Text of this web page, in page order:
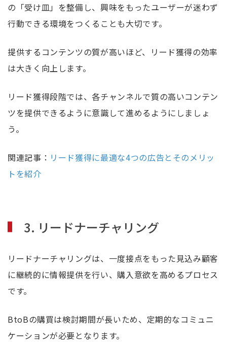
の「受け皿」を整備し、興味をもったユーザーが迷わず
行動できる環境をつくることも大切です。
提供するコンテンツの質が高いほど、リード獲得の効率
は大きく向上します。
リード獲得段階では、各チャンネルで質の高いコンテン
ツを提供できるように意識して進めるようにしましょ
う。
関連記事： リード獲得に最適な4つの広告とそのメリッ
トを紹介
3. リードナーチャリング
リードナーチャリングは、一度接点をもった見込み顧客
に継続的に情報提供を行い、購入意欲を高めるプロセス
です。
BtoBの購買は検討期間が長いため、定期的なコミュニ
ケーションが必要となります。